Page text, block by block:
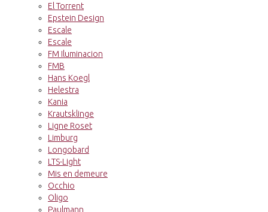
El Torrent
Epstein Design
Escale
Escale
FM Iluminacion
FMB
Hans Koegl
Helestra
Kania
Krautsklinge
Ligne Roset
Limburg
Longobard
LTS-Light
Mis en demeure
Occhio
Oligo
Paulmann